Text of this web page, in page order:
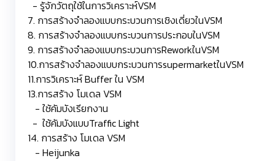
- รู้จักวัตถุใช้ในการวิเคราะห์VSM
7. การสร้างจำลองแบบกระบวนการเชิงเดี่ยวในVSM
8. การสร้างจำลองแบบกระบวนการประกอบในVSM
9. การสร้างจำลองแบบกระบวนการReworkในVSM
10.การสร้างจำลองแบบกระบวนการsupermarketในVSM
11.การวิเคราะห์ Buffer ใน VSM
13.การสร้าง โมเดล VSM
- ใช้คัมบังเรียกงาน
- ใช้คัมบังแบบTraffic Light
14. การสร้าง โมเดล VSM
- Heijunka